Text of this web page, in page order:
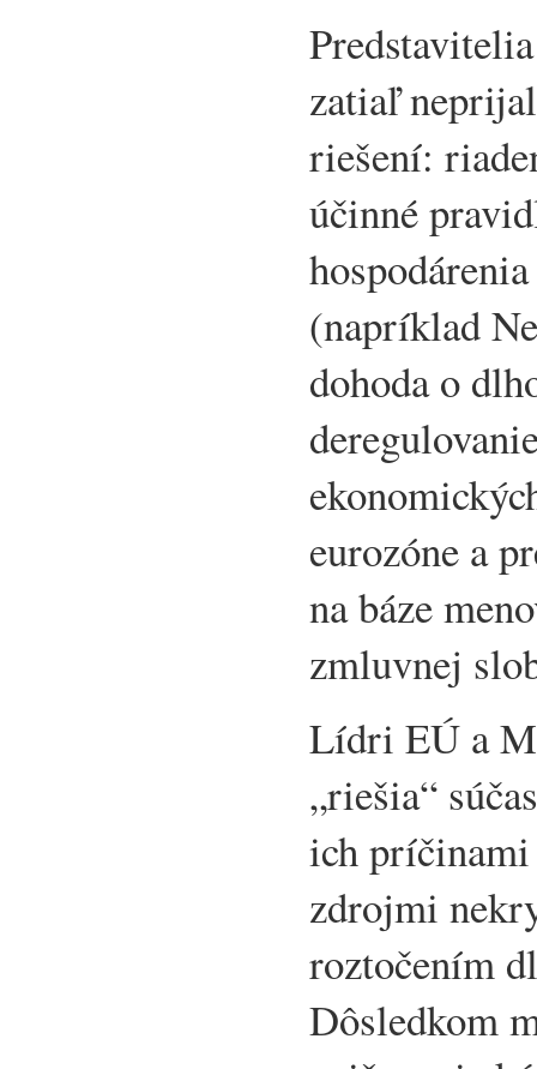
zatiaľ
riešení:
účinné
(napríklad
dohoda o
eurozóne a
na báze
zmluvnej
Lídri EÚ a
„riešia“
ich príčinami
zdrojmi
roztočením
Dôsledkom